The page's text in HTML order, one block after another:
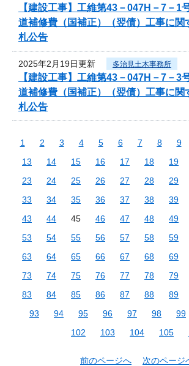
【建設工事】工維第43－047H－7
道補修費（国補正）（翌債）工事に関
札公告
2025年2月19日更新 多治見土木事務所
【建設工事】工維第43－047H－7
道補修費（国補正）（翌債）工事に関
札公告
1 2 3 4 5 6 7 8 9
13
14 15 16 17 18 19
23
24 25 26 27 28 29
33
34 35 36 37 38 39
43
44 45 46 47 48 49
53
54 55 56 57 58 59
63
64 65 66 67 68 69
73
74 75 76 77 78 79
83
84 85 86 87 88 89
93
94 95 96 97 98 99
102
103 104 105
前のページへ 次のページ